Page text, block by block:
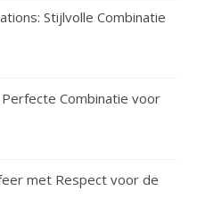
Stijlvolle Combinatie
Combinatie voor
met Respect voor de